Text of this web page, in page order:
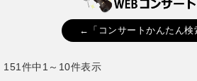
←「コンサートかんたん検
151件中1～10件表示